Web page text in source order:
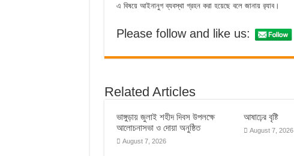
এ বিষয়ে আইনানুগ ব্যবস্থা গ্রহন করা হয়েছে বলে জানায় র‌্যাব।
Please follow and like us:
Related Articles
ভাঙ্গুড়ায় জুলাই শহীদ দিবস উপলক্ষে
আলোচনাসভা ও দোয়া অনুষ্ঠিত
August 7, 2026
আষাঢ়ের বৃষ্টি
August 7, 2026